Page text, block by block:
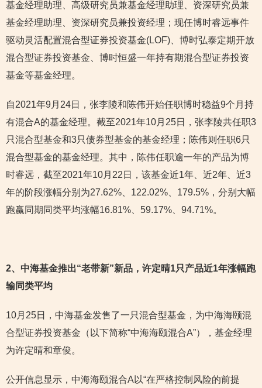
基金经理助理、高级研究员兼基金经理助理、资深研究员兼
基金经理助理、资深研究员兼投资经理；现任博时睿远事件
驱动灵活配置混合型证券投资基金(LOF)、博时弘泰定期开放
混合型证券投资基金、博时恒盛一年持有期混合型证券投资
基金等基金经理。
自2021年9月24日，张李陵和陈伟开始任职博时稳益9个月持
有混合A的基金经理。截至2021年10月25日，张李陵共任职3
只混合型基金和3只债券型基金的基金经理；陈伟则任职6只
混合型基金的基金经理。其中，陈伟任职逾一年的产品为博
时睿远，截至2021年10月22日，该基金近1年、近2年、近3
年的阶段涨幅分别为27.62%、122.02%、179.5%，分别大幅
跑赢同期同类平均涨幅16.81%、59.17%、94.71%。
2、中海基金推出“老带新”新品，许定晴1只产品近1年涨幅跑
输同类平均
10月25日，中海基金发售了一只混合型基金，为中海海颐混
合型证券投资基金（以下简称“中海海颐混合A”），基金经理
为许定晴和章俊。
公开信息显示，中海海颐混合A以“在严格控制风险的前提